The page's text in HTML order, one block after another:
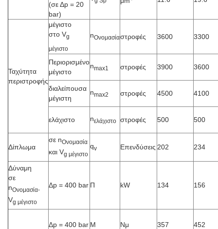
(σε Δp = 20
bar)
Ταχύτητα
περιστροφής
μέγιστο
στο Vg
μέγιστο
nΟνομασίαστροφές 3600 3300
Περιορισμένο
μέγιστο
nmax1 στροφές 3900 3600
διαλείπουσα
μέγιστη
nmax2 στροφές 4500 4100
ελάχιστο nελάχιστο στροφές 500 500
Δίπλωμα
σε nΟνομασία
και Vg μέγιστο
qv Επενδύσεις 202 234
Δύναμη
σε
nΟνομασία
Vg μέγιστο
Δp = 400 bar Π kW 134 156
Δp = 400 bar Μ Νμ 357 452